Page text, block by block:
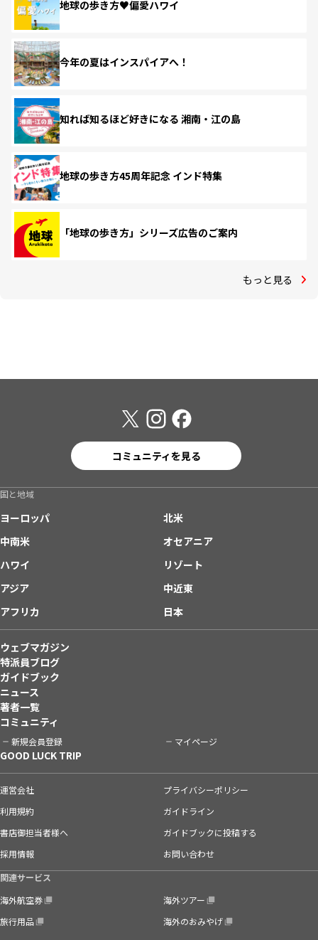
地球の歩き方♥偏愛ハワイ
今年の夏はインスパイアへ！
知れば知るほど好きになる 湘南・江の島
地球の歩き方45周年記念 インド特集
「地球の歩き方」シリーズ広告のご案内
もっと見る
コミュニティを見る
国と地域
ヨーロッパ
北米
中南米
オセアニア
ハワイ
リゾート
アジア
中近東
アフリカ
日本
ウェブマガジン
特派員ブログ
ガイドブック
ニュース
著者一覧
コミュニティ
新規会員登録 マイページ
GOOD LUCK TRIP
運営会社
プライバシーポリシー
利用規約
ガイドライン
書店御担当者様へ
ガイドブックに投稿する
採用情報
お問い合わせ
関連サービス
海外航空券
海外ツアー
旅行用品
海外のおみやげ